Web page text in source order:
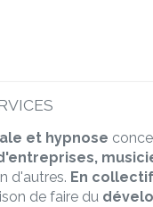
et hypnose
d'autres. En
de faire du